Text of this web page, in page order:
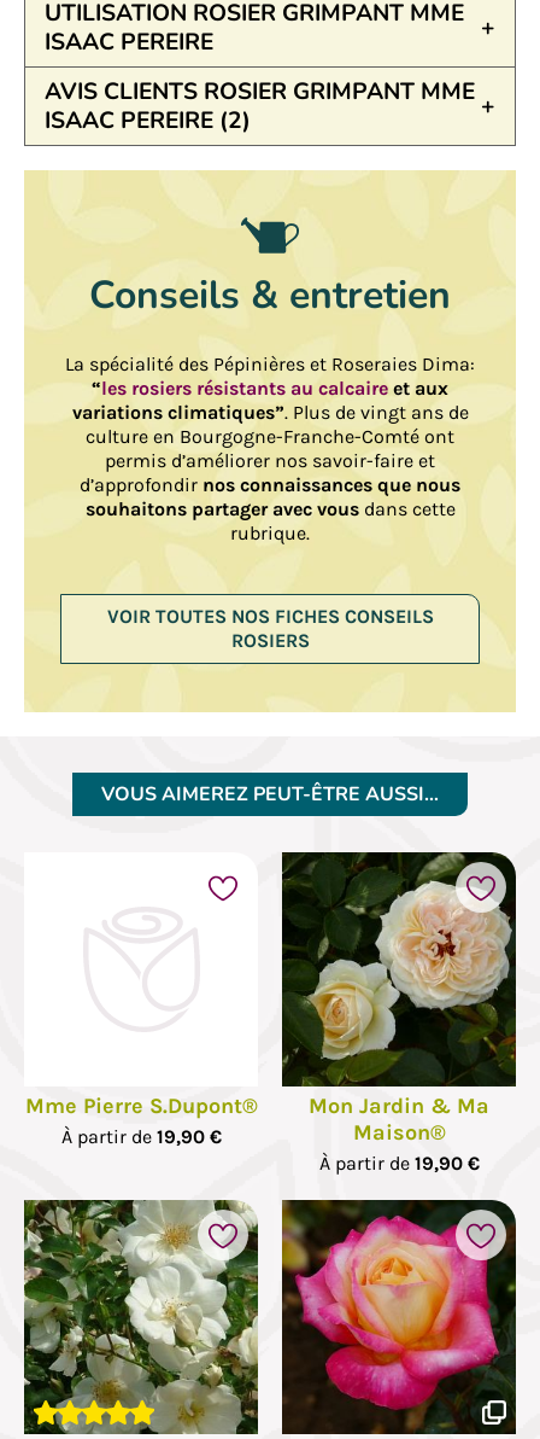
UTILISATION ROSIER GRIMPANT MME
ISAAC PEREIRE
AVIS CLIENTS ROSIER GRIMPANT MME
ISAAC PEREIRE (2)
Conseils & entretien
La spécialité des Pépinières et Roseraies Dima:
“les rosiers résistants au calcaire et aux
variations climatiques”. Plus de vingt ans de
culture en Bourgogne-Franche-Comté ont
permis d’améliorer nos savoir-faire et
d’approfondir nos connaissances que nous
souhaitons partager avec vousdans cette
rubrique.
VOIR TOUTES NOS FICHES CONSEILS
ROSIERS
VOUS AIMEREZ PEUT-ÊTRE AUSSI…
Mme Pierre S.Dupont®
À partir de 19,90 €
Mon Jardin & Ma
Maison®
À partir de 19,90 €